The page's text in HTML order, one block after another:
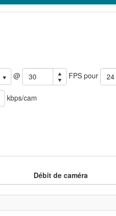
@ FPSpour
kbps/cam
Débit de caméra